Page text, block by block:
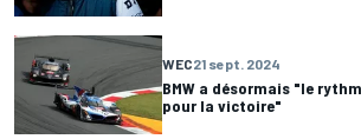
WEC21 sept. 2024
BMW a désormais "le
pour la victoire"